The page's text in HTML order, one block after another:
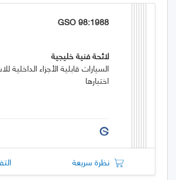
GSO 98:1988
لائحة فنية خليجية
السيارات قابلية الأجزاء الداخلية
اختبارها
نظرة سريعة